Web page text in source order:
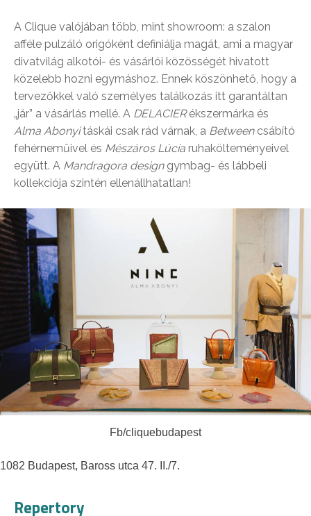
A Clique valójában több, mint showroom: a szalon
afféle pulzáló origóként definiálja magát, ami a magyar
divatvilág alkotói- és vásárlói közösségét hivatott
közelebb hozni egymáshoz. Ennek köszönhető, hogy a
tervezőkkel való személyes találkozás itt garantáltan
„jár” a vásárlás mellé. A DELACIERékszermárka és
Alma Abonyitáskái csak rád várnak, a Betweencsábító
fehérneműivel és Mészáros Lúcia ruhakölteményeivel
együtt. A Mandragora designgymbag- és lábbeli
kollekciója szintén ellenállhatatlan!
Fb/cliquebudapest
1082 Budapest, Baross utca 47. II./7.
Repertory